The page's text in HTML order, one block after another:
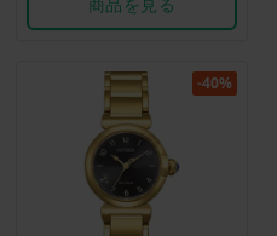
商品を見る
-40%